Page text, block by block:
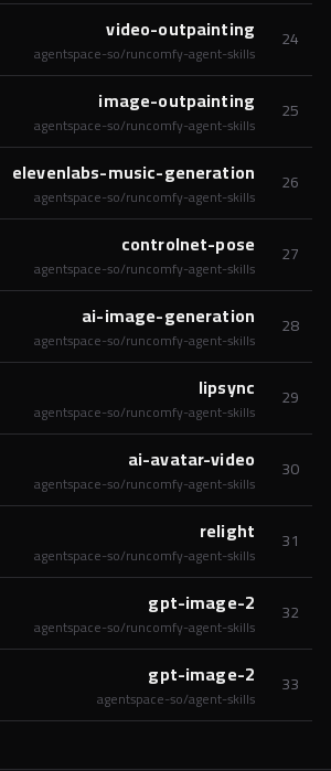
24
video-outpainting
agentspace-so/runcomfy-agent-skills
25
image-outpainting
agentspace-so/runcomfy-agent-skills
26
elevenlabs-music-generation
agentspace-so/runcomfy-agent-skills
27
controlnet-pose
agentspace-so/runcomfy-agent-skills
28
ai-image-generation
agentspace-so/runcomfy-agent-skills
29
lipsync
agentspace-so/runcomfy-agent-skills
30
ai-avatar-video
agentspace-so/runcomfy-agent-skills
31
relight
agentspace-so/runcomfy-agent-skills
32
gpt-image-2
agentspace-so/runcomfy-agent-skills
33
gpt-image-2
agentspace-so/agent-skills